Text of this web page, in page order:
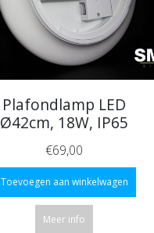
Plafondlamp LED
Ø42cm, 18W, IP65
€69,00
Toevoegen aan winkelwagen
Meer info